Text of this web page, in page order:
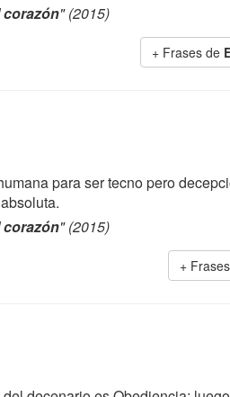
corazón" (2015)
+ Frases de
para ser tecno pero
corazón" (2015)
+